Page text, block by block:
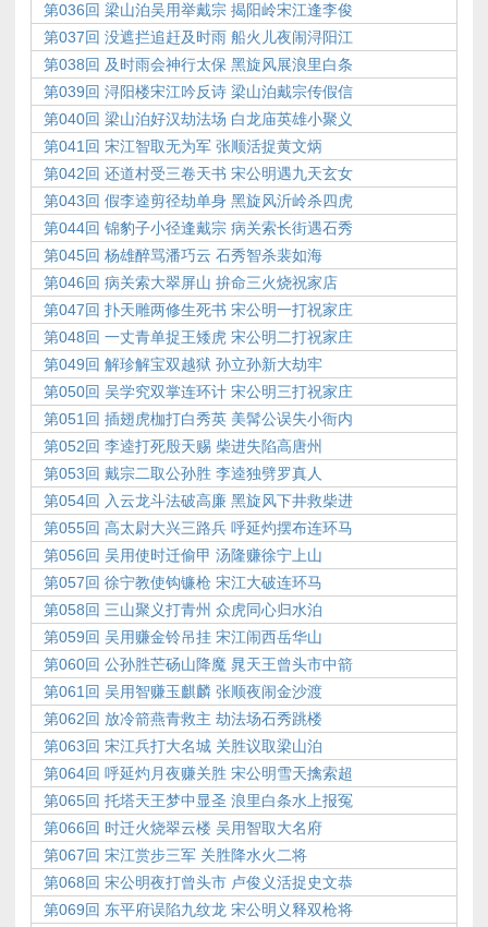
第036回 梁山泊吴用举戴宗 揭阳岭宋江逢李俊
第037回 没遮拦追赶及时雨 船火儿夜闹浔阳江
第038回 及时雨会神行太保 黑旋风展浪里白条
第039回 浔阳楼宋江吟反诗 梁山泊戴宗传假信
第040回 梁山泊好汉劫法场 白龙庙英雄小聚义
第041回 宋江智取无为军 张顺活捉黄文炳
第042回 还道村受三卷天书 宋公明遇九天玄女
第043回 假李逵剪径劫单身 黑旋风沂岭杀四虎
第044回 锦豹子小径逢戴宗 病关索长街遇石秀
第045回 杨雄醉骂潘巧云 石秀智杀裴如海
第046回 病关索大翠屏山 拚命三火烧祝家店
第047回 扑天雕两修生死书 宋公明一打祝家庄
第048回 一丈青单捉王矮虎 宋公明二打祝家庄
第049回 解珍解宝双越狱 孙立孙新大劫牢
第050回 吴学究双掌连环计 宋公明三打祝家庄
第051回 插翅虎枷打白秀英 美髯公误失小衙内
第052回 李逵打死殷天赐 柴进失陷高唐州
第053回 戴宗二取公孙胜 李逵独劈罗真人
第054回 入云龙斗法破高廉 黑旋风下井救柴进
第055回 高太尉大兴三路兵 呼延灼摆布连环马
第056回 吴用使时迁偷甲 汤隆赚徐宁上山
第057回 徐宁教使钩镰枪 宋江大破连环马
第058回 三山聚义打青州 众虎同心归水泊
第059回 吴用赚金铃吊挂 宋江闹西岳华山
第060回 公孙胜芒砀山降魔 晁天王曾头市中箭
第061回 吴用智赚玉麒麟 张顺夜闹金沙渡
第062回 放冷箭燕青救主 劫法场石秀跳楼
第063回 宋江兵打大名城 关胜议取梁山泊
第064回 呼延灼月夜赚关胜 宋公明雪天擒索超
第065回 托塔天王梦中显圣 浪里白条水上报冤
第066回 时迁火烧翠云楼 吴用智取大名府
第067回 宋江赏步三军 关胜降水火二将
第068回 宋公明夜打曾头市 卢俊义活捉史文恭
第069回 东平府误陷九纹龙 宋公明义释双枪将